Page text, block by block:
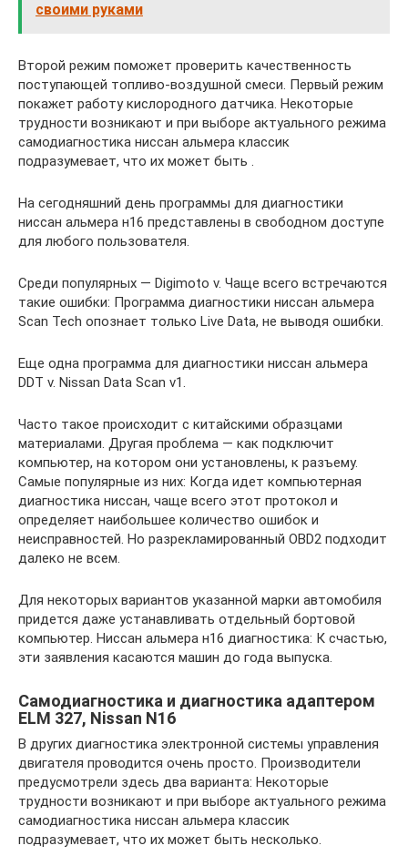
своими руками
Второй режим поможет проверить качественность
поступающей топливо-воздушной смеси. Первый режим
покажет работу кислородного датчика. Некоторые
трудности возникают и при выборе актуального режима
самодиагностика ниссан альмера классик
подразумевает, что их может быть .
На сегодняшний день программы для диагностики
ниссан альмера н16 представлены в свободном доступе
для любого пользователя.
Среди популярных — Digimoto v. Чаще всего встречаются
такие ошибки: Программа диагностики ниссан альмера
Scan Tech опознает только Live Data, не выводя ошибки.
Еще одна программа для диагностики ниссан альмера
DDT v. Nissan Data Scan v1.
Часто такое происходит с китайскими образцами
материалами. Другая проблема — как подключит
компьютер, на котором они установлены, к разъему.
Самые популярные из них: Когда идет компьютерная
диагностика ниссан, чаще всего этот протокол и
определяет наибольшее количество ошибок и
неисправностей. Но разрекламированный OBD2 подходит
далеко не всем.
Для некоторых вариантов указанной марки автомобиля
придется даже устанавливать отдельный бортовой
компьютер. Ниссан альмера н16 диагностика: К счастью,
эти заявления касаются машин до года выпуска.
Самодиагностика и диагностика адаптером
ELM 327, Nissan N16
В других диагностика электронной системы управления
двигателя проводится очень просто. Производители
предусмотрели здесь два варианта: Некоторые
трудности возникают и при выборе актуального режима
самодиагностика ниссан альмера классик
подразумевает, что их может быть несколько.